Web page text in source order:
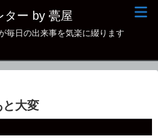
ター by 甍屋
毎日の出来事を気楽に綴ります
と大変